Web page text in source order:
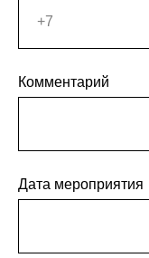
Комментарий
Дата мероприятия